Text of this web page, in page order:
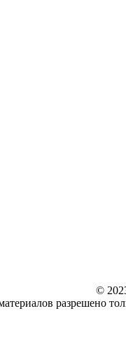
©
разрешено